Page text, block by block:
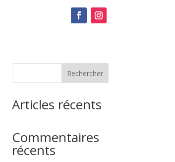
Rechercher
Articles récents
Commentaires
récents